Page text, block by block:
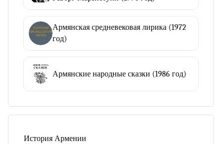
История Армении
Армянская средневековая лирика (1972
год)
Армянские народные сказки (1986 год)